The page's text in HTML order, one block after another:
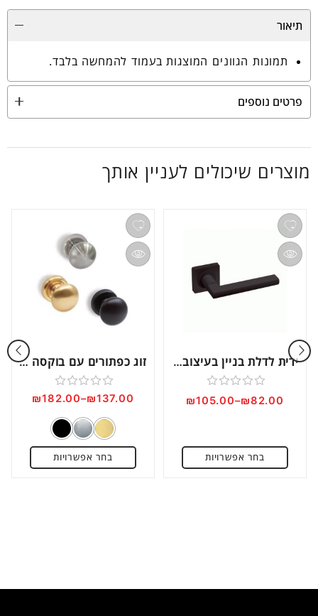
תיאור
תמונות הגוונים המוצגות בעמוד להמחשה בלבד.
פרטים נוספים
מוצרים שיכולים לעניין אותך
ידית לדלת בניין בעיצוב נקי דגם DMA712
דורג
5
₪82.00
–
₪105.00
בחר אפשרויות
זוג כפתורים עם בוקסה דגם DM411
דורג
0
מתוך
5
₪137.00
–
₪182.00
בחר אפשרויות